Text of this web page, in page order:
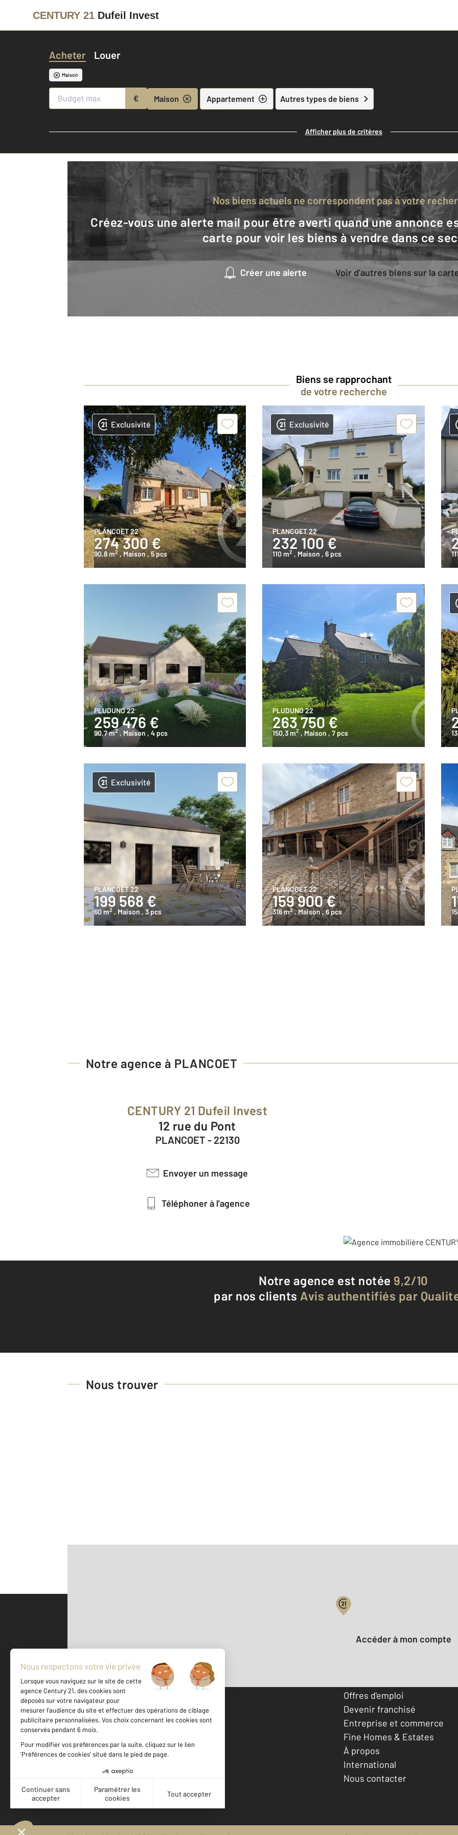
CENTURY 21 Dufeil Invest
Acheter Louer
Maison
€ Maison Appartement Autres types de biens
Afficher plus de critères
Nos biens actuels ne correspondent pas à votre
Créez-vous une alerte mail pour être averti quand une annonce est en ligne et consultez la
carte pour voir les biens à vendre dans ce
Créer une alerte Voir d'autres biens sur la
Biens se rapprochant
de votre recherche
Exclusivité
PLANCOET 22
274 300 €
90,8 m2 , Maison , 5 pcs
Exclusivité
PLANCOET 22
232 100 €
110 m2 , Maison , 6 pcs
PLUDUNO 22
259 476 €
90,7 m2 , Maison , 4 pcs
PLUDUNO 22
263 750 €
150,3 m2 , Maison , 7 pcs
Exclusivité
PLANCOET 22
199 568 €
60 m2 , Maison, 3 pcs
PLANCOET 22
159 900 €
316 m2 , Maison, 6 pcs
Notre agence à PLANCOET
CENTURY 21 Dufeil Invest
12 rue du Pont
PLANCOET - 22130
Envoyer un message
Téléphoner à l'agence
Notre agence est notée 9,2/10
par nos clients Avis authentifiés par
Voir tous les avis clients
Nous trouver
500 m ©Mappy
Votre compte :
Accéder à mon compte
Votre agence est notée
Achat
Offres d'emploi
Devenir franchisé
Entreprise et commerce
Fine Homes & Estates
À propos
International
Nous contacter